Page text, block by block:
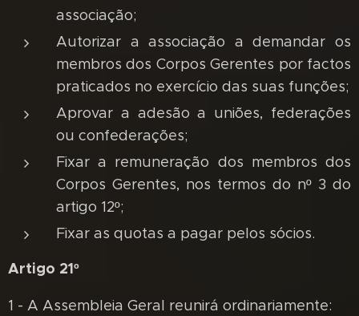
associação;
Autorizar a associação a demandar os
membros dos Corpos Gerentes por factos
praticados no exercício das suas funções;
Aprovar a adesão a uniões, federações
ou confederações;
Fixar a remuneração dos membros dos
Corpos Gerentes, nos termos do nº 3 do
artigo 12º;
Fixar as quotas a pagar pelos sócios.
Artigo 21º
1 - A Assembleia Geral reunirá ordinariamente: